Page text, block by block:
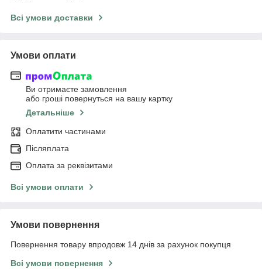
Всі умови доставки
Умови оплати
Ви отримаєте замовлення
або гроші повернуться на вашу картку
Детальніше
Оплатити частинами
Післяплата
Оплата за реквізитами
Всі умови оплати
Умови повернення
Повернення товару впродовж 14 днів за рахунок покупця
Всі умови повернення